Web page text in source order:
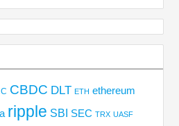
CBDC DLT ETH ethereum
ripple SBI SEC TRX UASF